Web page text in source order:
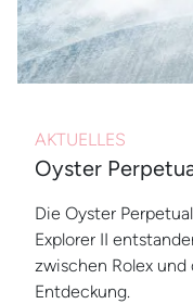
AKTUELLES
Oyster
Die Oyster
Explorer II
zwischen Rolex
Entdeckung.